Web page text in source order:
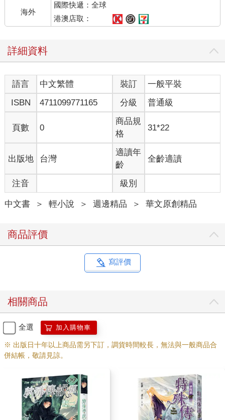
海外
國際快遞：全球
港澳店取：
詳細資料
語言 中文繁體 裝訂
一般平裝
ISBN
4711099771165 分級 普通級
頁數 0
商品規
格
31*22
出版地 台灣
適讀年
齡
全齡適讀
注音 級別
中文書 ＞ 輕小說 ＞ 週邊精品 ＞ 華文原創精品
商品評價
寫評價
相關商品
全選 加入購物車
※ 出版日十年以上商品需另下訂，調貨時間較長，無法與一般商品合
併結帳，敬請見諒。